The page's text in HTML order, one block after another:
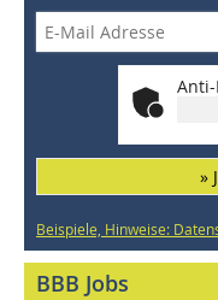
»
Beispiele, Hinweise:
BBB Jobs